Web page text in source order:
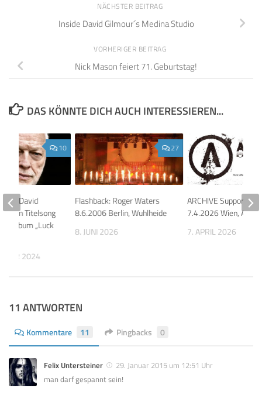
NÄCHSTER BEITRAG
Inside David Gilmour´s Medina Studio
VORHERIGER BEITRAG
Nick Mason feiert 71. Geburtstag!
DAS KÖNNTE DICH AUCH INTERESSIEREN...
27
Flashback: Roger Waters
8.6.2006 Berlin, Wuhlheide
8. JUNI 2026
ARCHIVE Support:
7.4.2026 Wien, Arena
7. APRIL 2026
10
David
den Titelsong
Album „Luck
2024
11 ANTWORTEN
Kommentare 11 Pingbacks 0
Felix Untersteiner
29. Januar 2015 um 12:51 Uhr
man darf gespannt sein!